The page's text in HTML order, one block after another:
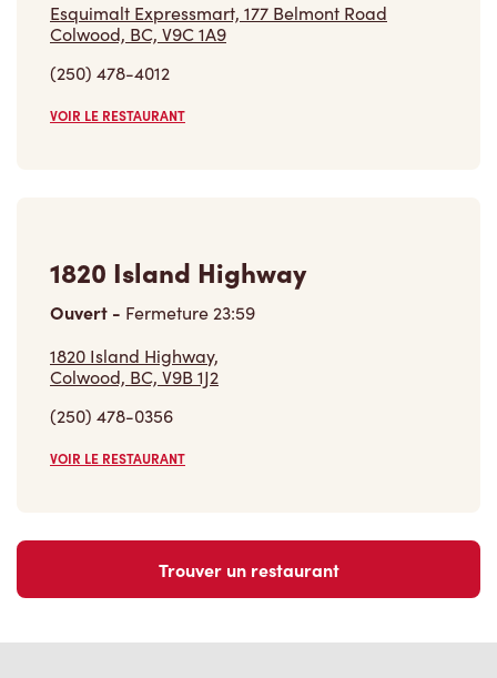
Esquimalt Expressmart, 177 Belmont Road
Colwood, BC, V9C 1A9
(250) 478-4012
VOIR LE RESTAURANT
1820 Island Highway
Ouvert - Fermeture 23:59
1820 Island Highway,
Colwood, BC, V9B 1J2
(250) 478-0356
VOIR LE RESTAURANT
Trouver un restaurant